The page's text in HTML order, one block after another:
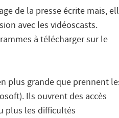
de la presse écrite mais,
avec les vidéoscasts.
à télécharger sur le
plus grande que prennent
Ils ouvrent des accès
plus les difficultés